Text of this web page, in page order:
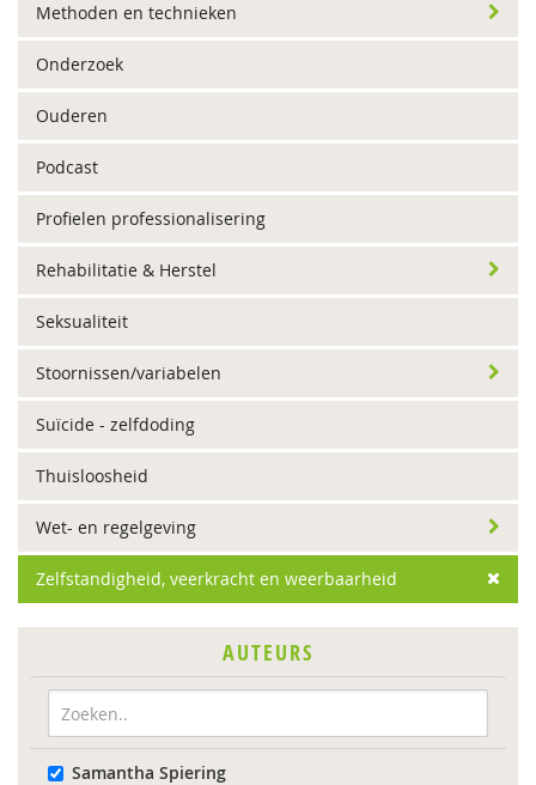
Methoden en technieken
Onderzoek
Ouderen
Podcast
Profielen professionalisering
Rehabilitatie & Herstel
Seksualiteit
Stoornissen/variabelen
Suïcide - zelfdoding
Thuisloosheid
Wet- en regelgeving
Zelfstandigheid, veerkracht en weerbaarheid
AUTEURS
Samantha Spiering